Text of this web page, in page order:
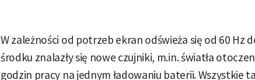
W zależności od potrzeb ekran odświeża się od 60 Hz
środku znalazły się nowe czujniki, m.in. światła
godzin pracy na jednym ładowaniu baterii. Wszystkie